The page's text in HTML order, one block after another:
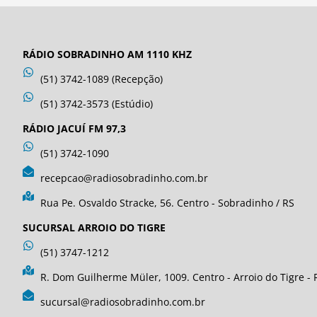
RÁDIO SOBRADINHO AM 1110 KHZ
(51) 3742-1089 (Recepção)
(51) 3742-3573 (Estúdio)
RÁDIO JACUÍ FM 97,3
(51) 3742-1090
recepcao@radiosobradinho.com.br
Rua Pe. Osvaldo Stracke, 56. Centro - Sobradinho / RS
SUCURSAL ARROIO DO TIGRE
(51) 3747-1212
R. Dom Guilherme Müler, 1009. Centro - Arroio do Tigre -
sucursal@radiosobradinho.com.br